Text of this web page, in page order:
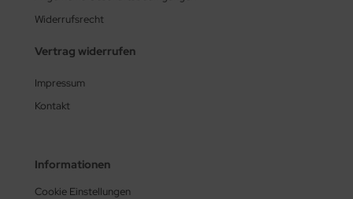
Widerrufsrecht
Vertrag widerrufen
Impressum
Kontakt
Informationen
Cookie Einstellungen